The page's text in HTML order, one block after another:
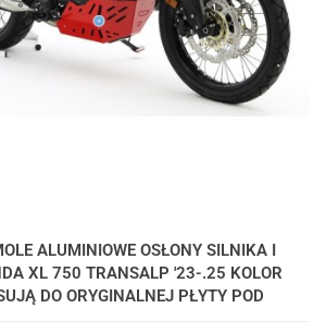
ALUMINIOWE OSŁONY SILNIKA I
XL 750 TRANSALP '23-.25 KOLOR
DO ORYGINALNEJ PŁYTY POD